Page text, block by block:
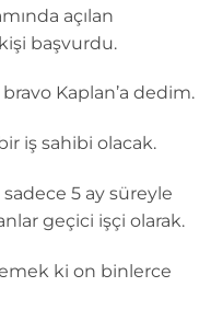
açılan
başvurdu.
Kaplan’a dedim.
iş sahibi olacak.
5 ay süreyle
geçici işçi olarak.
ki on binlerce